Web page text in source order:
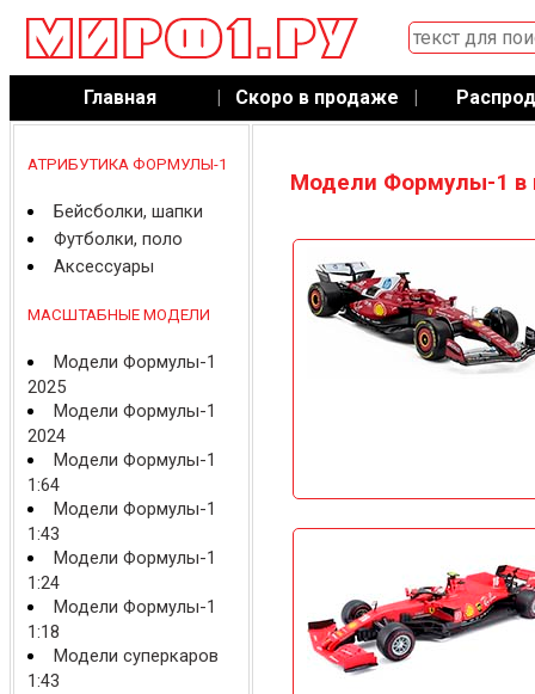
Главная | Скоро в продаже |
АТРИБУТИКА ФОРМУЛЫ-1
Бейсболки, шапки
Футболки, поло
Аксессуары
МАСШТАБНЫЕ МОДЕЛИ
Модели Формулы-1
2025
Модели Формулы-1
2024
Модели Формулы-1
1:64
Модели Формулы-1
1:43
Модели Формулы-1
1:24
Модели Формулы-1
1:18
Модели суперкаров
1:43
Модели Формулы-1 в